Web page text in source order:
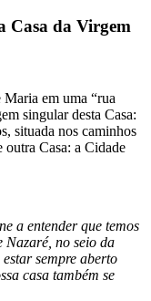
Casa da Virgem
Maria em uma “rua
singular desta Casa:
situada nos caminhos
outra Casa: a Cidade
a entender que temos
Nazaré, no seio da
sempre aberto
casa também se